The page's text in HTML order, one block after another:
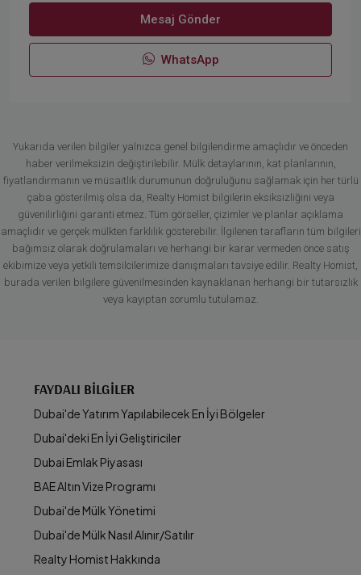
Mesaj Gönder
WhatsApp
Yukarıda verilen bilgiler yalnızca genel bilgilendirme amaçlıdır ve önceden
haber verilmeksizin değiştirilebilir. Mülk detaylarının, kat planlarının,
fiyatlandırmanın ve müsaitlik durumunun doğruluğunu sağlamak için her türlü
çaba gösterilmiş olsa da, Realty Homist bilgilerin eksiksizliğini veya
güvenilirliğini garanti etmez. Tüm görseller, çizimler ve planlar açıklama
amaçlıdır ve gerçek mülkten farklılık gösterebilir. İlgilenen tarafların tüm bilgileri
bağımsız olarak doğrulamaları ve herhangi bir karar vermeden önce satış
ekibimize veya yetkili temsilcilerimize danışmaları tavsiye edilir. Realty Homist,
burada verilen bilgilere güvenilmesinden kaynaklanan herhangi bir tutarsızlık
veya kayıptan sorumlu tutulamaz.
FAYDALI BILGILER
Dubai'de Yatırım Yapılabilecek En İyi Bölgeler
Dubai'deki En İyi Geliştiriciler
Dubai Emlak Piyasası
BAE Altın Vize Programı
Dubai'de Mülk Yönetimi
Dubai'de Mülk Nasıl Alınır/Satılır
Realty Homist Hakkında